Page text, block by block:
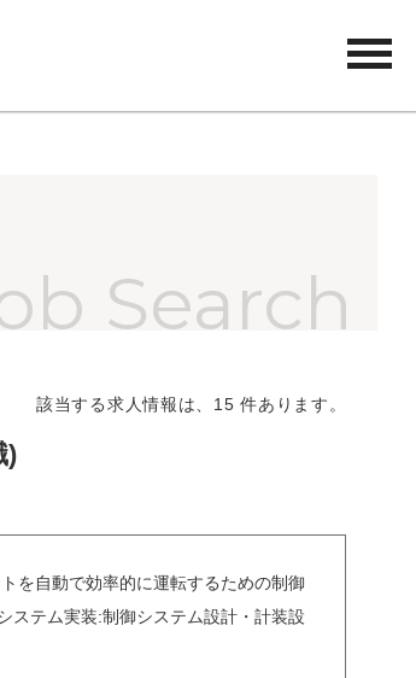
該当する求人情報は、15 件あります。
)
を自動で効率的に運転するための制御
ステム実装:制御システム設計・計装設